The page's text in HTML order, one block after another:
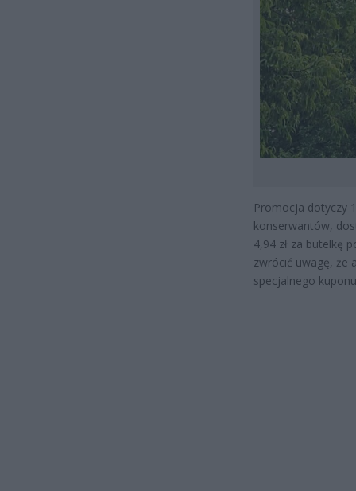
Promocja dotyczy
konserwantów,
4,94 zł za butelkę
zwrócić uwagę, że
specjalnego